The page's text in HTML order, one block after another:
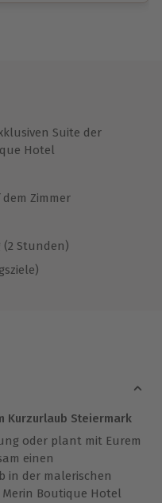
Suite der
Hotel
Zimmer
Stunden)
Kurzurlaub Steiermark
oder plant mit Eurem
einen
in der malerischen
Boutique Hotel